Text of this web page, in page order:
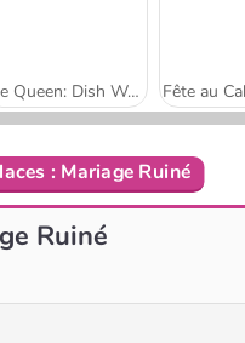
Ice Queen: Dish Washing
Winter Queen Makeover
: Mariage Ruiné
Ruiné